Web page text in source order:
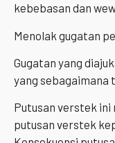
kebebasan dan
Menolak gugatan
Gugatan yang
yang sebagaimana
Putusan verstek
putusan verstek